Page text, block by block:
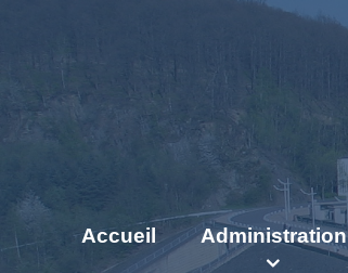
Accueil Administration